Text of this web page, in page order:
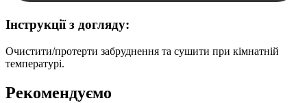
Інструкції з догляду:
Очистити/протерти забруднення та сушити при кімнатній
температурі.
Рекомендуємо